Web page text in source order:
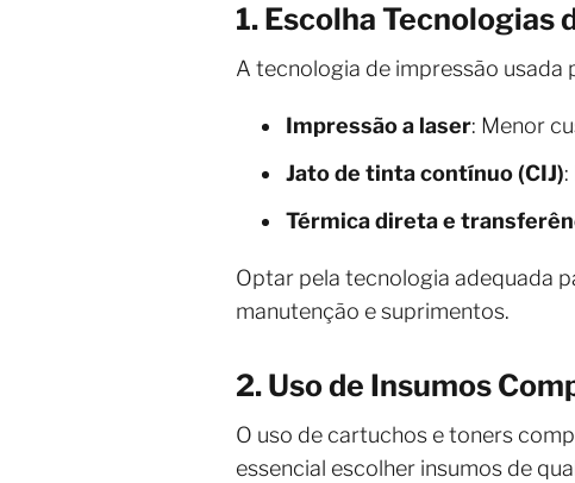
1. Escolha Tecnologias
A tecnologia de impressão
Impressão a laser: Menor
Jato de tinta contínuo (CIJ)
Térmica direta e
Optar pela tecnologia adequada
manutenção e suprimentos.
2. Uso de Insumos
O uso de cartuchos e toners
essencial escolher insumos de